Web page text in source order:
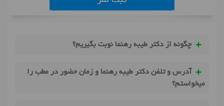
چگونه از دکتر طیبه رهنما نوبت بگیریم؟
آدرس و تلفن دکتر طیبه رهنما و زمان حضور در مطب را
میخواستم؟